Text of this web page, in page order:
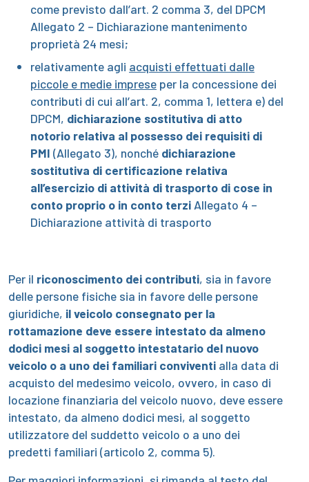
come previsto dall’art. 2 comma 3, del DPCM
Allegato 2 – Dichiarazione mantenimento
proprietà 24 mesi;
relativamente agli acquisti effettuati dalle
piccole e medie imprese per la concessione dei
contributi di cui all’art. 2, comma 1, lettera e) del
DPCM, dichiarazione sostitutiva di atto
notorio relativa al possesso dei requisiti di
PMI (Allegato 3), nonché dichiarazione
sostitutiva di certificazione relativa
all’esercizio di attività di trasporto di cose in
conto proprio o in conto terzi Allegato 4 –
Dichiarazione attività di trasporto
Per il riconoscimento dei contributi, sia in favore
delle persone fisiche sia in favore delle persone
giuridiche, il veicolo consegnato per la
rottamazione deve essere intestato da almeno
dodici mesi al soggetto intestatario del nuovo
veicolo o a uno dei familiari conviventi alla data di
acquisto del medesimo veicolo, ovvero, in caso di
locazione finanziaria del veicolo nuovo, deve essere
intestato, da almeno dodici mesi, al soggetto
utilizzatore del suddetto veicolo o a uno dei
predetti familiari (articolo 2, comma 5).